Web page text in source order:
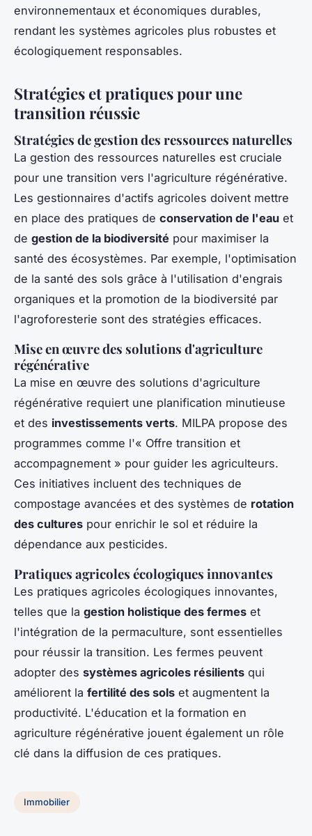
environnementaux et économiques durables,
rendant les systèmes agricoles plus robustes et
écologiquement responsables.
Stratégies et pratiques pour une
transition réussie
Stratégies de gestion des ressources naturelles
La gestion des ressources naturelles est cruciale
pour une transition vers l'agriculture régénérative.
Les gestionnaires d'actifs agricoles doivent mettre
en place des pratiques de conservation de l'eau et
de gestion de la biodiversité pour maximiser la
santé des écosystèmes. Par exemple, l'optimisation
de la santé des sols grâce à l'utilisation d'engrais
organiques et la promotion de la biodiversité par
l'agroforesterie sont des stratégies efficaces.
Mise en œuvre des solutions d'agriculture
régénérative
La mise en œuvre des solutions d'agriculture
régénérative requiert une planification minutieuse
et des investissements verts. MILPA propose des
programmes comme l'« Offre transition et
accompagnement » pour guider les agriculteurs.
Ces initiatives incluent des techniques de
compostage avancées et des systèmes de rotation
des cultures pour enrichir le sol et réduire la
dépendance aux pesticides.
Pratiques agricoles écologiques innovantes
Les pratiques agricoles écologiques innovantes,
telles que la gestion holistique des fermes et
l'intégration de la permaculture, sont essentielles
pour réussir la transition. Les fermes peuvent
adopter des systèmes agricoles résilients qui
améliorent la fertilité des sols et augmentent la
productivité. L'éducation et la formation en
agriculture régénérative jouent également un rôle
clé dans la diffusion de ces pratiques.
Immobilier